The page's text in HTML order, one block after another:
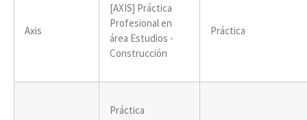
Axis
[AXIS] Práctica
Profesional en
área Estudios -
Construcción
Práctica
Práctica